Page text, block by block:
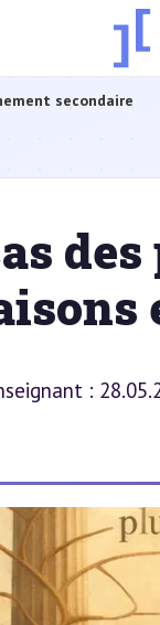
secondaire
: